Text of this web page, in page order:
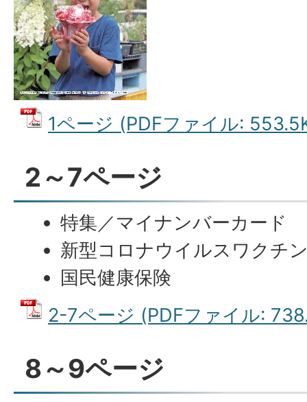
1ページ (PDFファイル:
2～7ページ
特集／マイナンバーカード
新型コロナウイルスワクチ
国民健康保険
2-7ページ (PDFファイル:
8～9ページ